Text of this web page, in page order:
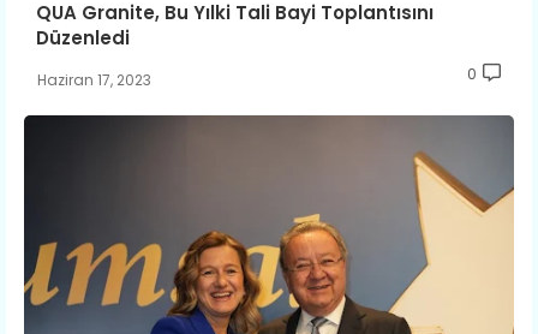
QUA Granite, Bu Yılki Tali Bayi Toplantısını
Düzenledi
Haziran 17, 2023 0